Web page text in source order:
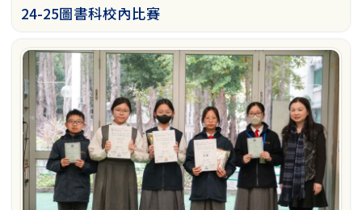
24-25圖書科校內比賽